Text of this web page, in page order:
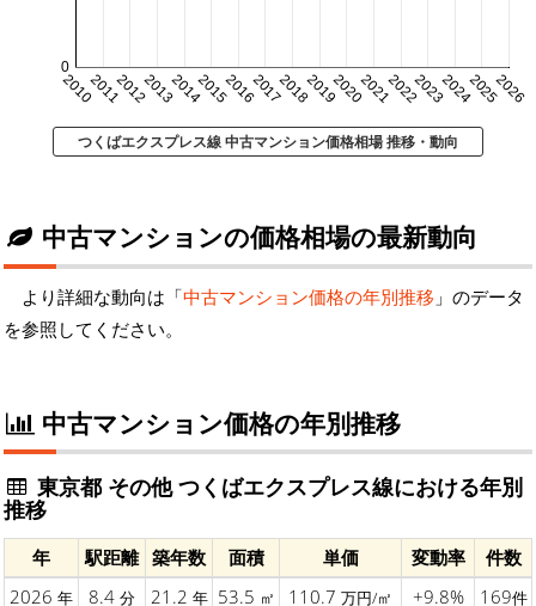
20102011201220132014201520162017201820192020202120222023202420252026
0
つくばエクスプレス線 中古マンション価格相場 推移・動向
中古マンションの価格相場の最新動向
より詳細な動向は「中古マンション価格の年別推移 」のデータ
を参照してください。
中古マンション価格の年別推移
東京都 その他 つくばエクスプレス線における年別
推移
年 駅距離 築年数 面積 単価 変動率
件数
2026 年 8.4 分 21.2 年 53.5 ㎡ 110.7 万円/㎡ +9.8% 169件